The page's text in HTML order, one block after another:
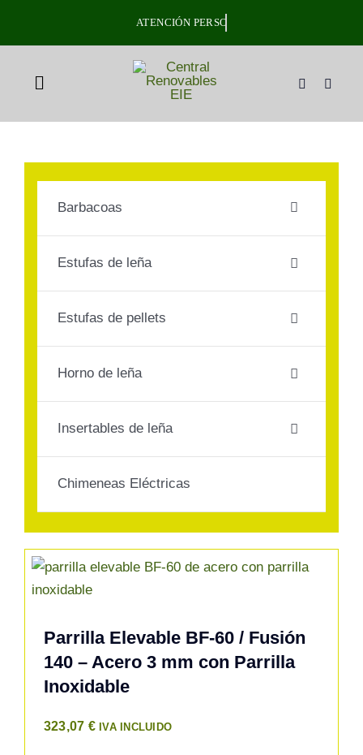
Toggle
Barbacoas
Estufas de leña
Estufas de pellets
Horno de leña
Insertables de leña
Chimeneas Eléctricas
Parrilla Elevable BF-60 / Fusión
140 – Acero 3 mm con Parrilla
Inoxidable
323,07 € IVA INCLUIDO